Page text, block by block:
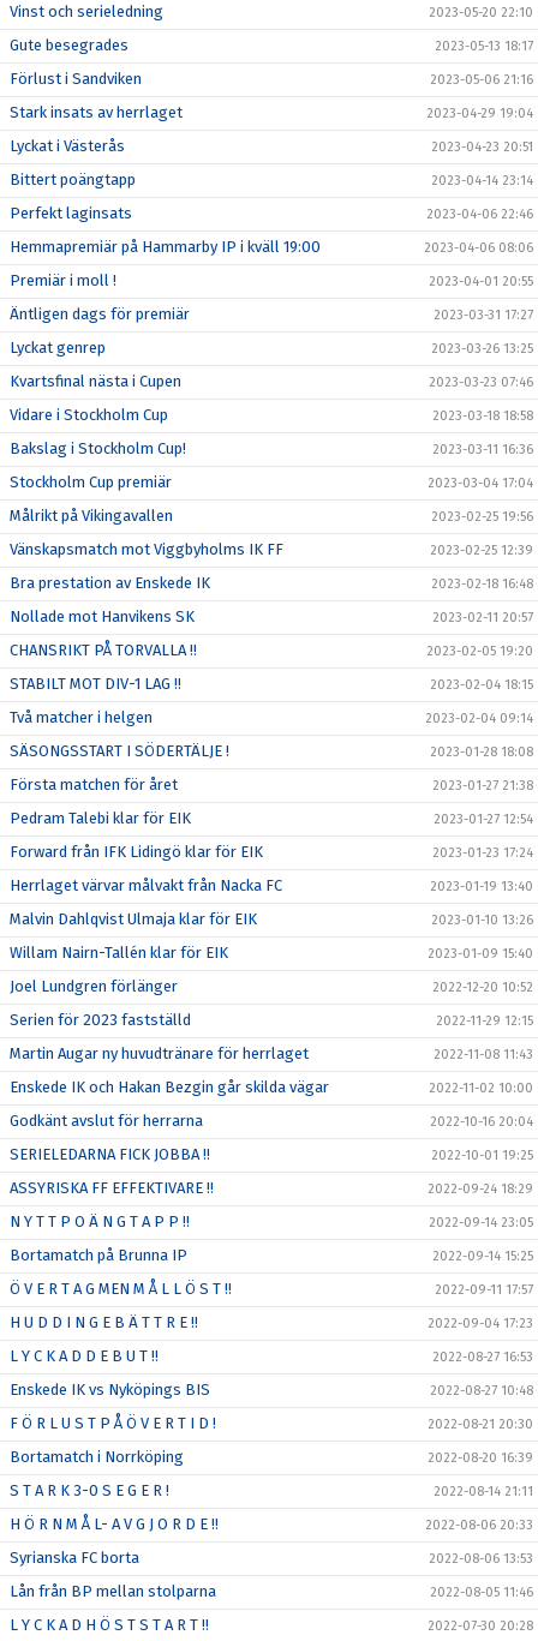
Vinst och serieledning 2023-05-20 22:10
Gute besegrades 2023-05-13 18:17
Förlust i Sandviken 2023-05-06 21:16
Stark insats av herrlaget 2023-04-29 19:04
Lyckat i Västerås 2023-04-23 20:51
Bittert poängtapp 2023-04-14 23:14
Perfekt laginsats 2023-04-06 22:46
Hemmapremiär på Hammarby IP i kväll 19:00 2023-04-06 08:06
Premiär i moll ! 2023-04-01 20:55
Äntligen dags för premiär 2023-03-31 17:27
Lyckat genrep 2023-03-26 13:25
Kvartsfinal nästa i Cupen 2023-03-23 07:46
Vidare i Stockholm Cup 2023-03-18 18:58
Bakslag i Stockholm Cup! 2023-03-11 16:36
Stockholm Cup premiär 2023-03-04 17:04
Målrikt på Vikingavallen 2023-02-25 19:56
Vänskapsmatch mot Viggbyholms IK FF 2023-02-25 12:39
Bra prestation av Enskede IK 2023-02-18 16:48
Nollade mot Hanvikens SK 2023-02-11 20:57
CHANSRIKT PÅ TORVALLA !! 2023-02-05 19:20
STABILT MOT DIV-1 LAG !! 2023-02-04 18:15
Två matcher i helgen 2023-02-04 09:14
SÄSONGSSTART I SÖDERTÄLJE ! 2023-01-28 18:08
Första matchen för året 2023-01-27 21:38
Pedram Talebi klar för EIK 2023-01-27 12:54
Forward från IFK Lidingö klar för EIK 2023-01-23 17:24
Herrlaget värvar målvakt från Nacka FC 2023-01-19 13:40
Malvin Dahlqvist Ulmaja klar för EIK 2023-01-10 13:26
Willam Nairn-Tallén klar för EIK 2023-01-09 15:40
Joel Lundgren förlänger 2022-12-20 10:52
Serien för 2023 fastställd 2022-11-29 12:15
Martin Augar ny huvudtränare för herrlaget 2022-11-08 11:43
Enskede IK och Hakan Bezgin går skilda vägar 2022-11-02 10:00
Godkänt avslut för herrarna 2022-10-16 20:04
SERIELEDARNA FICK JOBBA !! 2022-10-01 19:25
ASSYRISKA FF EFFEKTIVARE !! 2022-09-24 18:29
N Y T T P O Ä N G T A P P !! 2022-09-14 23:05
Bortamatch på Brunna IP 2022-09-14 15:25
Ö V E R T A G MEN M Å L L Ö S T !! 2022-09-11 17:57
H U D D I N G E B Ä T T R E !! 2022-09-04 17:23
L Y C K A D D E B U T !! 2022-08-27 16:53
Enskede IK vs Nyköpings BIS 2022-08-27 10:48
F Ö R L U S T P Å Ö V E R T I D ! 2022-08-21 20:30
Bortamatch i Norrköping 2022-08-20 16:39
S T A R K 3-0 S E G E R ! 2022-08-14 21:11
H Ö R N M Å L- A V G J O R D E !! 2022-08-06 20:33
Syrianska FC borta 2022-08-06 13:53
Lån från BP mellan stolparna 2022-08-05 11:46
L Y C K A D H Ö S T S T A R T !! 2022-07-30 20:28